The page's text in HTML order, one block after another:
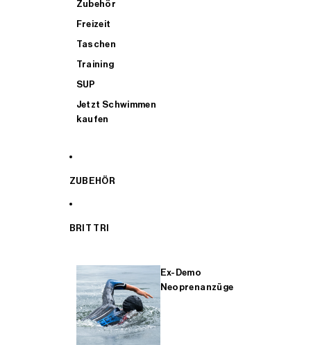
Zubehör
Freizeit
Taschen
Training
SUP
Jetzt Schwimmen
kaufen
ZUBEHÖR
BRIT TRI
Ex-Demo
Neoprenanzüge